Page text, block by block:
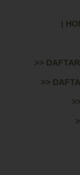
|
>>
>>